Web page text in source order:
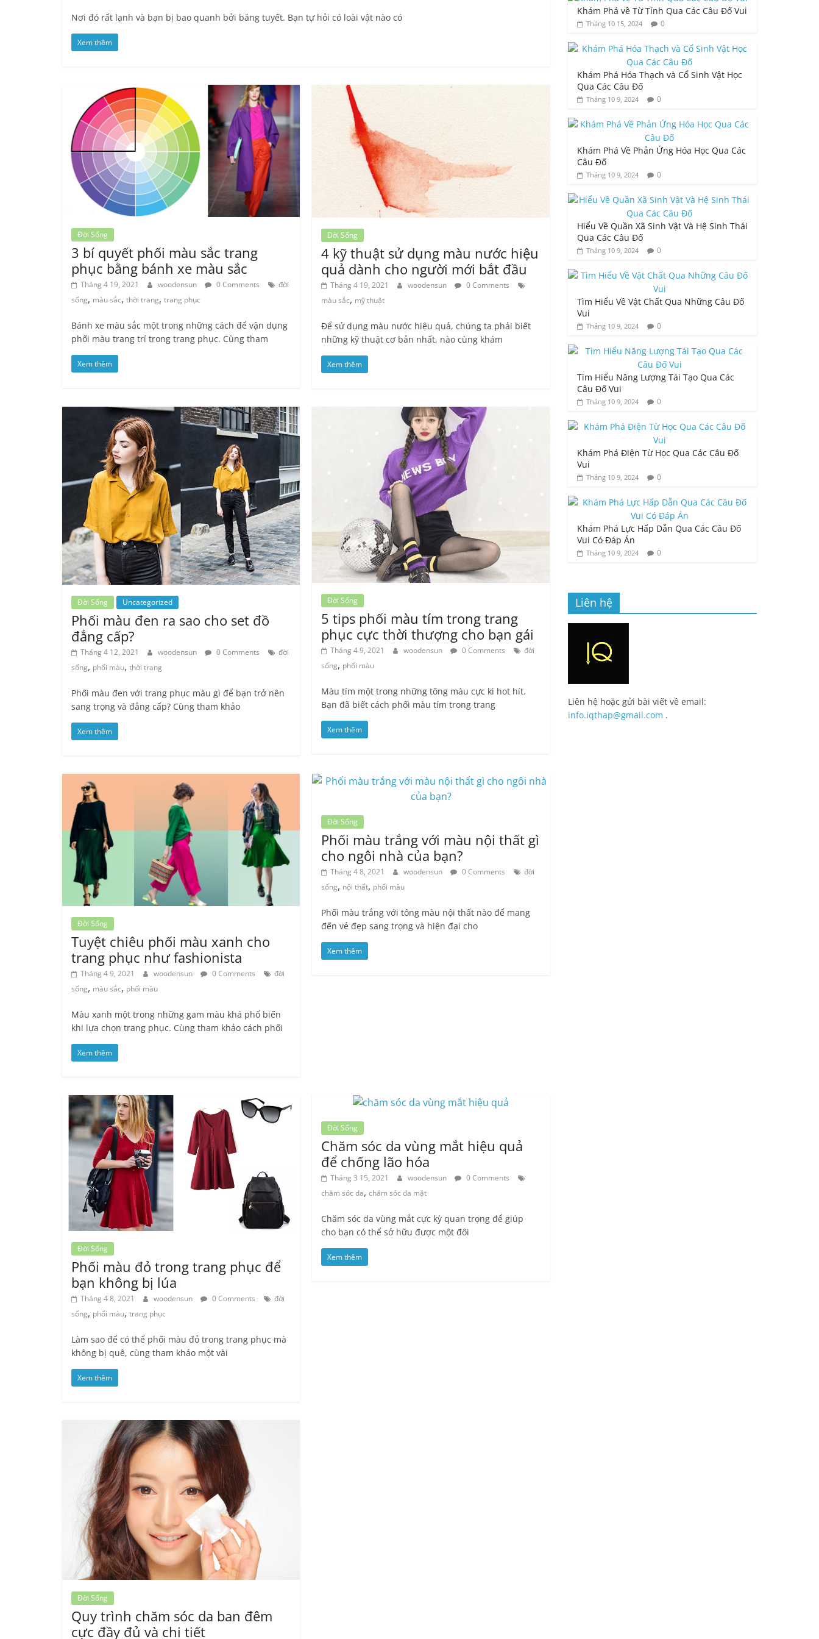
Nơi đó rất lạnh và bạn bị bao quanh bởi băng tuyết. Bạn tự hỏi có loài vật nào có
Xem thêm
Đời Sống
3 bí quyết phối màu sắc trang
phục bằng bánh xe màu sắc
Tháng 4 19, 2021 woodensun 0 Comments
đời
sống, màu sắc, thời trang, trang phục
Bánh xe màu sắc một trong những cách để vận dụng
phối màu trang trí trong trang phục. Cùng tham
Xem thêm
Đời Sống
4 kỹ thuật sử dụng màu nước hiệu
quả dành cho người mới bắt đầu
Tháng 4 19, 2021 woodensun
0 Comments
màu sắc, mỹ thuật
Để sử dụng màu nước hiệu quả, chúng ta phải biết
những kỹ thuật cơ bản nhất, nào cùng khám
Xem thêm
Đời Sống Uncategorized
Phối màu đen ra sao cho set đồ
đẳng cấp?
Tháng 4 12, 2021 woodensun 0 Comments
đời
sống, phối màu, thời trang
Phối màu đen với trang phục màu gì để bạn trở nên
sang trọng và đẳng cấp? Cùng tham khảo
Xem thêm
Đời Sống
5 tips phối màu tím trong trang
phục cực thời thượng cho bạn gái
Tháng 4 9, 2021 woodensun 0 Comments
đời
sống, phối màu
Màu tím một trong những tông màu cực kì hot hít.
Bạn đã biết cách phối màu tím trong trang
Xem thêm
Đời Sống
Tuyệt chiêu phối màu xanh cho
trang phục như fashionista
Tháng 4 9, 2021 woodensun 0 Comments
đời
sống, màu sắc, phối màu
Màu xanh một trong những gam màu khá phổ biến
khi lựa chọn trang phục. Cùng tham khảo cách phối
Xem thêm
Đời Sống
Phối màu trắng với màu nội thất gì
cho ngôi nhà của bạn?
Tháng 4 8, 2021 woodensun 0 Comments
đời
sống, nội thất, phối màu
Phối màu trắng với tông màu nội thất nào để mang
đến vẻ đẹp sang trọng và hiện đại cho
Xem thêm
Đời Sống
Phối màu đỏ trong trang phục để
bạn không bị lúa
Tháng 4 8, 2021 woodensun 0 Comments
đời
sống, phối màu, trang phục
Làm sao để có thể phối màu đỏ trong trang phục mà
không bị quê, cùng tham khảo một vài
Xem thêm
Đời Sống
Chăm sóc da vùng mắt hiệu quả
để chống lão hóa
Tháng 3 15, 2021 woodensun
0 Comments
chăm sóc da,chăm sóc da mặt
Chăm sóc da vùng mắt cực kỳ quan trọng để giúp
cho bạn có thể sở hữu được một đôi
Xem thêm
Đời Sống
Quy trình chăm sóc da ban đêm
cực đầy đủ và chi tiết
Khám Phá về Từ Tính Qua Các Câu Đố Vui
Tháng 10 15, 2024 0
Khám Phá Hóa Thạch và Cổ Sinh Vật Học
Qua Các Câu Đố
Tháng 10 9, 2024 0
Khám Phá Về Phản Ứng Hóa Học Qua Các
Câu Đố
Tháng 10 9, 2024 0
Hiểu Về Quần Xã Sinh Vật Và Hệ Sinh Thái
Qua Các Câu Đố
Tháng 10 9, 2024 0
Tìm Hiểu Về Vật Chất Qua Những Câu Đố
Vui
Tháng 10 9, 2024 0
Tìm Hiểu Năng Lượng Tái Tạo Qua Các
Câu Đố Vui
Tháng 10 9, 2024 0
Khám Phá Điện Từ Học Qua Các Câu Đố
Vui
Tháng 10 9, 2024 0
Khám Phá Lực Hấp Dẫn Qua Các Câu Đố
Vui Có Đáp Án
Tháng 10 9, 2024 0
Liên hệ
Liên hệ hoặc gửi bài viết về email:
info.iqthap@gmail.com .